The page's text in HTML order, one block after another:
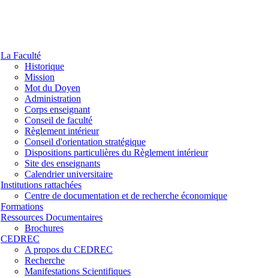
La Faculté
Historique
Mission
Mot du Doyen
Administration
Corps enseignant
Conseil de faculté
Règlement intérieur
Conseil d'orientation stratégique
Dispositions particulières du Règlement intérieur
Site des enseignants
Calendrier universitaire
Institutions rattachées
Centre de documentation et de recherche économique
Formations
Ressources Documentaires
Brochures
CEDREC
A propos du CEDREC
Recherche
Manifestations Scientifiques